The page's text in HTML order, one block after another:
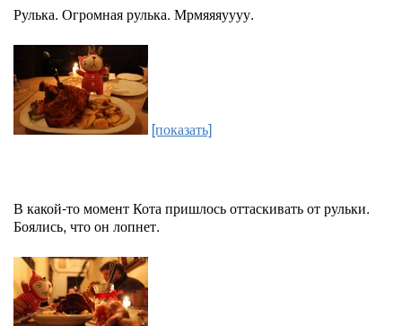
Рулька. Огромная рулька. Мрмяяяуууу.
[показать]
В какой-то момент Кота пришлось оттаскивать от рульки.
Боялись, что он лопнет.